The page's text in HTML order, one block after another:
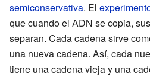
semiconservativa. El
que cuando el ADN se copia,
separan. Cada cadena sirve
una nueva cadena. Así, cada
tiene una cadena vieja y una